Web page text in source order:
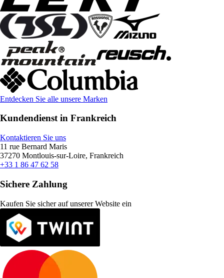
Entdecken Sie alle unsere Marken
Kundendienst in Frankreich
Kontaktieren Sie uns
11 rue Bernard Maris
37270 Montlouis-sur-Loire, Frankreich
+33 1 86 47 62 58
Sichere Zahlung
Kaufen Sie sicher auf unserer Website ein